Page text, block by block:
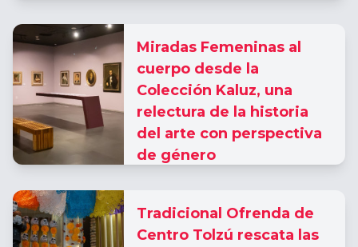
Miradas Femeninas al
cuerpo desde la
Colección Kaluz, una
relectura de la historia
del arte con perspectiva
de género
Tradicional Ofrenda de
Centro Tolzú rescata las